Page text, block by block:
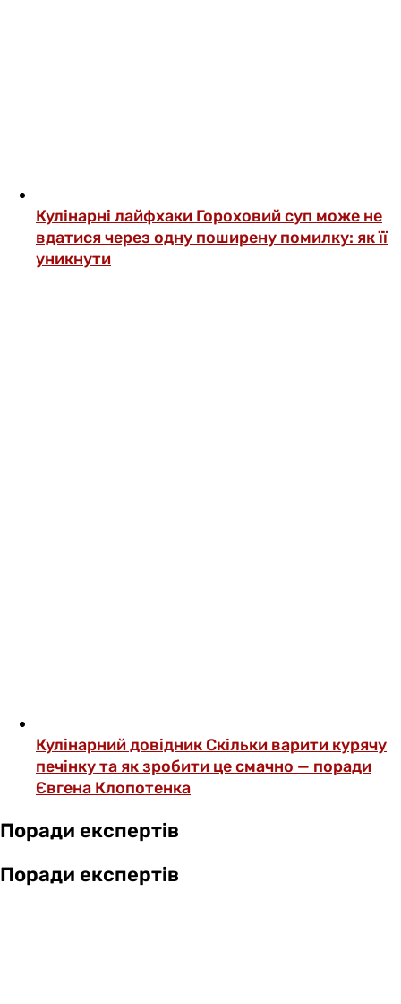
Кулінарні лайфхаки Гороховий суп може не
вдатися через одну поширену помилку: як її
уникнути
Кулінарний довідник Скільки варити курячу
печінку та як зробити це смачно — поради
Євгена Клопотенка
Поради експертів
Поради експертів